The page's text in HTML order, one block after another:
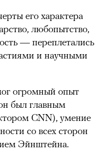
его характера
любопытство,
— переплетались
и научными
огромный опыт
был главным
CNN), умение
со всех сторон
Эйнштейна.